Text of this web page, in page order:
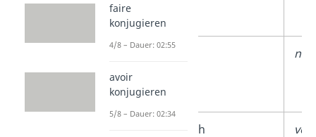
Singular
1.
Person
Plural
euch
faire
konjugieren
4/8 – Dauer: 02:55
avoir
konjugieren
5/8 – Dauer: 02:34